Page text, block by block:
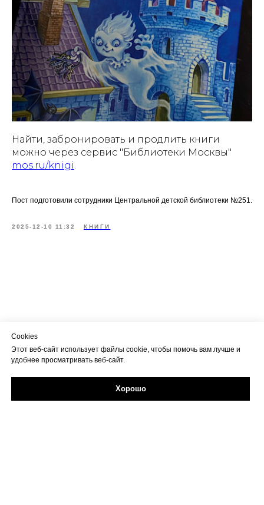
Задайте свой вопрос в Max
Найти, забронировать и продлить книги
можно через сервис "Библиотеки Москвы"
mos.ru/knigi.
Пост подготовили сотрудники Центральной детской библиотеки №251.
2025-12-10 11:32 КНИГИ
Cookies
Этот веб-сайт использует файлы cookie, чтобы помочь вам лучше и
удобнее просматривать веб-сайт.
Хорошо